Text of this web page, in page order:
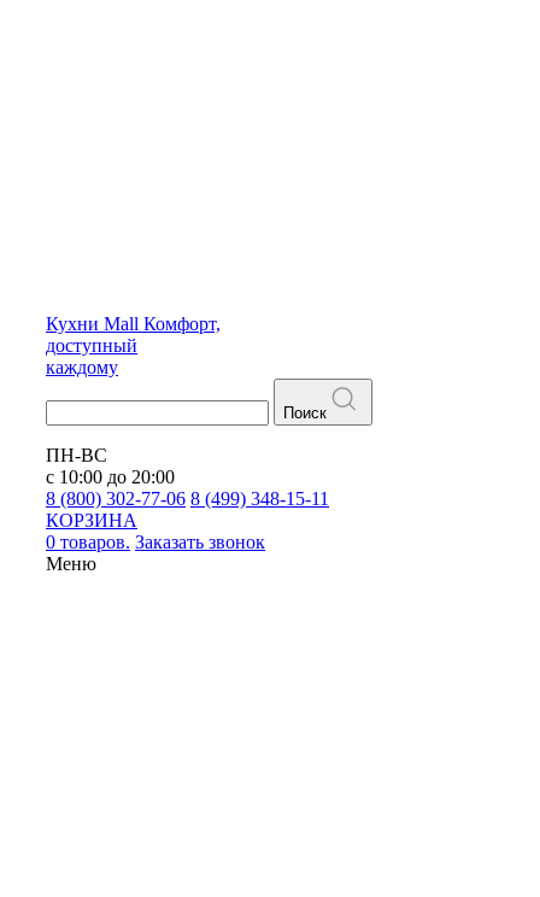
Кухни Mall Комфорт,
доступный
каждому
Поиск
ПН-ВС
с 10:00 до 20:00
8 (800) 302-77-06 8 (499) 348-15-11
КОРЗИНА
0 товаров. Заказать звонок
Меню